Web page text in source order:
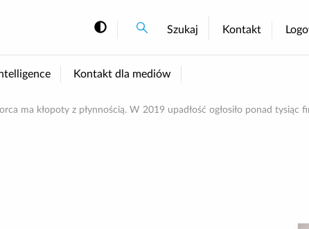
Zmiana kontrastu
SzukajSzukaj
Szukaj Kontakt
Kontakt dla mediów
ma kłopoty z płynnością. W 2019 upadłość ogłosiło ponad tysiąc